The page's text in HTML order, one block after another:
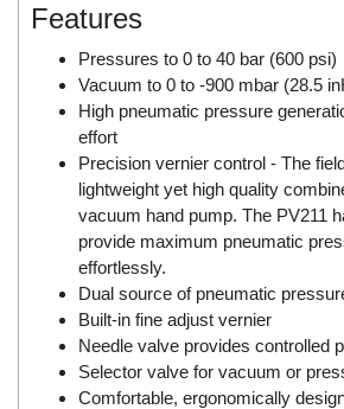
Donghwa Valve
Dongkun
Dosing Pump
DR. NEUMANN Peltier-Technik
Driesen Kern
Dropsa Vietnam
DUCATI
Duclean
Dukin Besko
Features
Pressures to 0 to 40 bar (600 psi)
Vacuum to 0 to -900 mbar (28.5
High pneumatic pressure
effort
Precision vernier control - The
lightweight yet high quality
vacuum hand pump. The PV211
provide maximum pneumatic
effortlessly.
Dual source of pneumatic
Built-in fine adjust vernier
Needle valve provides controlled
Selector valve for vacuum or
Comfortable, ergonomically